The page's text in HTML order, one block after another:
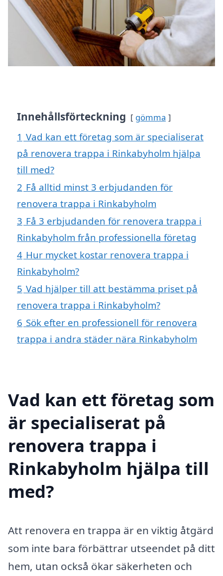
Innehållsförteckning gömma
1 Vad kan ett företag som är specialiserat
på renovera trappa i Rinkabyholm hjälpa
till med?
2 Få alltid minst 3 erbjudanden för
renovera trappa i Rinkabyholm
3 Få 3 erbjudanden för renovera trappa i
Rinkabyholm från professionella företag
4 Hur mycket kostar renovera trappa i
Rinkabyholm?
5 Vad hjälper till att bestämma priset på
renovera trappa i Rinkabyholm?
6 Sök efter en professionell för renovera
trappa i andra städer nära Rinkabyholm
Vad kan ett företag som
är specialiserat på
renovera trappa i
Rinkabyholm hjälpa till
med?
Att renovera en trappa är en viktig åtgärd
som inte bara förbättrar utseendet på ditt
hem, utan också ökar säkerheten och